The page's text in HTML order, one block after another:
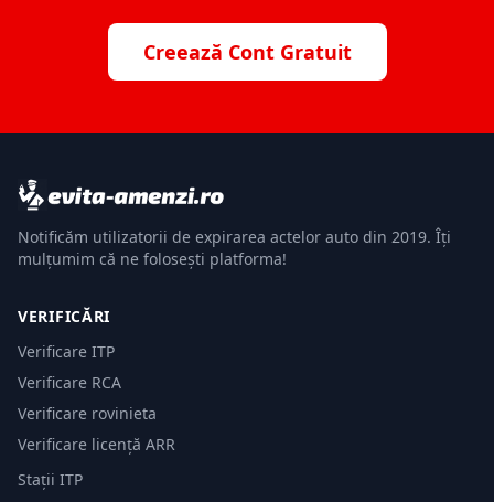
Creează Cont Gratuit
Notificăm utilizatorii de expirarea actelor auto din 2019. Îți
mulțumim că ne folosești platforma!
VERIFICĂRI
Verificare ITP
Verificare RCA
Verificare rovinieta
Verificare licență ARR
Stații ITP